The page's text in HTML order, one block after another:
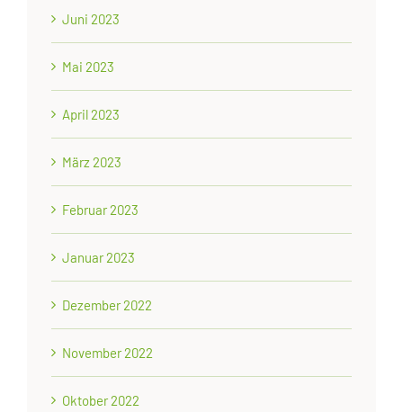
Juni 2023
Mai 2023
April 2023
März 2023
Februar 2023
Januar 2023
Dezember 2022
November 2022
Oktober 2022